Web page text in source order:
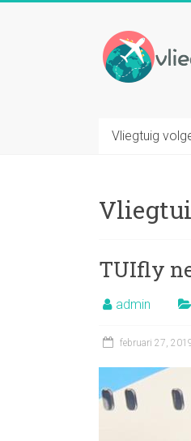
volgen
elk
basis
Vliegtuig
TUIfly
admin
februari 27,